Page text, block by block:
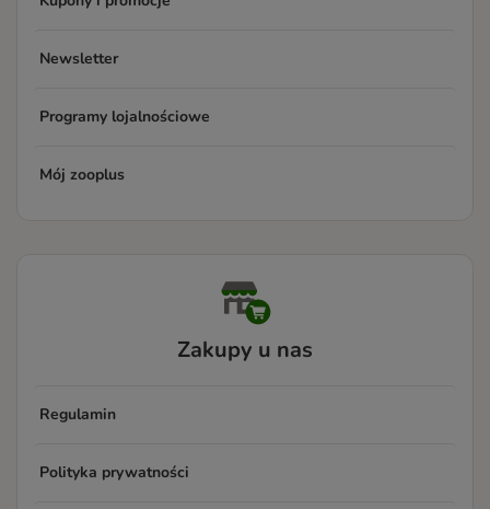
Newsletter
Programy lojalnościowe
Mój zooplus
Zakupy u nas
Regulamin
Polityka prywatności